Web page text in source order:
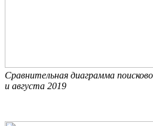
Сравнительная диаграмма
и августа 2019